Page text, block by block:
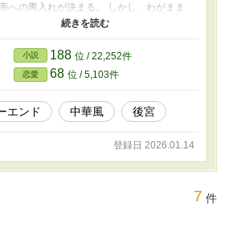
への輿入れが決まる。 しかし、わがまま
で育った鈴麗は輿入れ当日、後先を考える
く逃げ出してしまった。困った父は、こ
時だけ重華を娘扱いし、鈴麗が見つかるま
わりを務めるように命じる。 皇帝である
は、後宮の妃嬪たちに全く興味を示さな
で有名だ。きっと重華にも興味は示さ
代わりだと気づかれることなくやり過ご
思っていたのだが…… 本編完結！引き続
ンテスト 大賞受賞しました！
小説 188 位 / 22,252件
恋愛 68 位 / 5,103件
エンド 中華風 後宮
登録日 2026.01.14
7 件